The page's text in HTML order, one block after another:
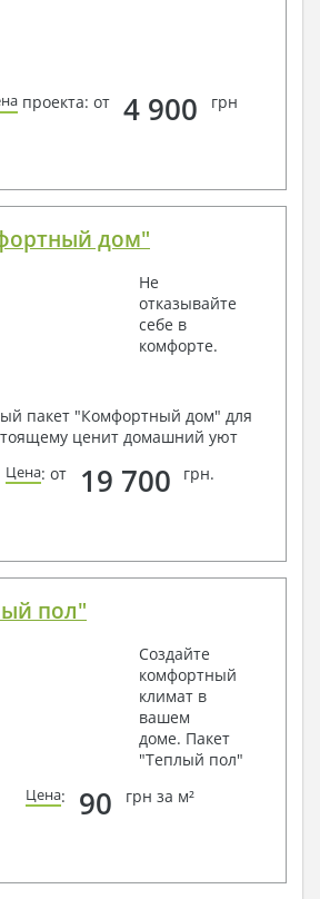
проекта: от 4 900 грн
дом"
Не
отказывайте
себе в
комфорте.
пакет "Комфортный дом" для
ценит домашний уют
Цена: от 19 700 грн.
пол"
Создайте
комфортный
климат в
вашем
доме. Пакет
"Теплый пол"
Цена: 90 грн за м²